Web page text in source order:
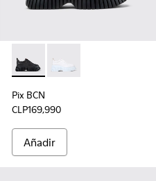
de piel negra para
054 051
Pix BCN - K201807-002 -
Pix BCN - K201807-
Pix BCN
CLP169,990
Añadir